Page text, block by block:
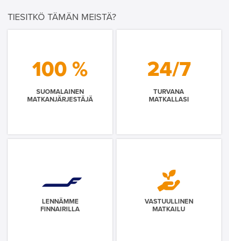
TIESITKÖ TÄMÄN MEISTÄ?
100 %
SUOMALAINEN
MATKANJÄRJESTÄJÄ
24/7
TURVANA
MATKALLASI
LENNÄMME
FINNAIRILLA
VASTUULLINEN
MATKAILU